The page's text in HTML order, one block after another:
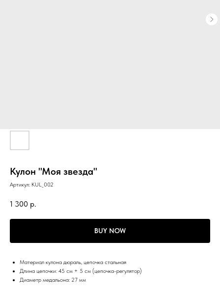
Кулон "Моя звезда"
Артикул: KUL_002
1 300 р.
BUY NOW
Материал кулона дюраль, цепочка стальная
Длина цепочки: 45 см + 5 см (цепочка-регулятор)
Диаметр медальона: 27 мм